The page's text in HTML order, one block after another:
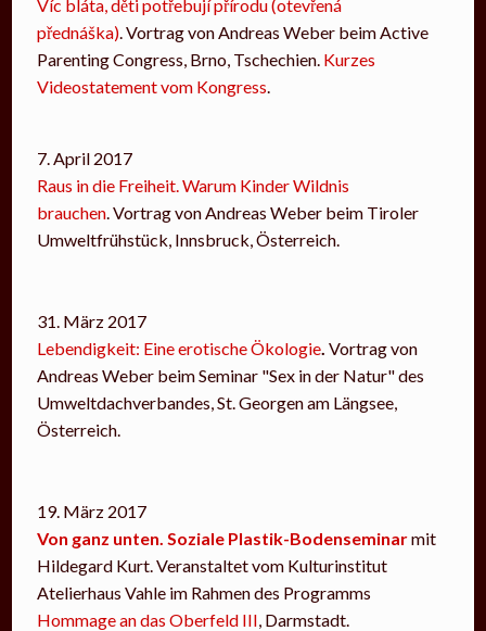
Víc bláta, děti potřebují přírodu (otevřená
přednáška) . Vortrag von Andreas Weber beim Active
Parenting Congress, Brno, Tschechien. Kurzes
Videostatement vom Kongress
7. April 2017
Raus in die Freiheit. Warum Kinder Wildnis
brauchen . Vortrag von Andreas Weber beim Tiroler
Umweltfrühstück, Innsbruck, Österreich.
31. März 2017
Lebendigkeit: Eine erotische Ökologie Vortrag von
Andreas Weber beim Seminar "Sex in der Natur" des
Umweltdachverbandes, St. Georgen am Längsee,
Österreich.
19. März 2017
Von ganz unten. Soziale Plastik-Bodenseminarmit
Hildegard Kurt. Veranstaltet vom Kulturinstitut
Atelierhaus Vahle im Rahmen des Programms
Hommage an das Oberfeld III , Darmstadt.